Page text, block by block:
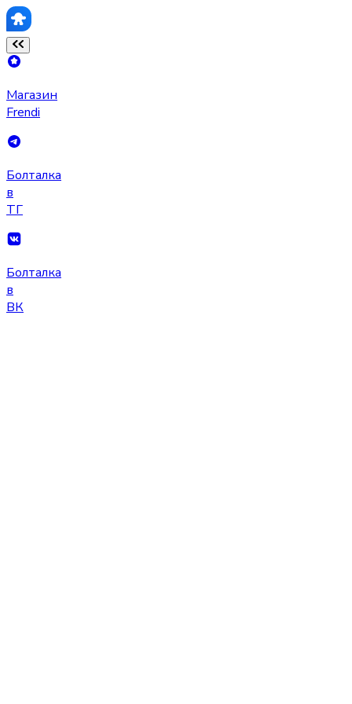
Магазин
Frendi
Болталка
в
ТГ
Болталка
в
ВК